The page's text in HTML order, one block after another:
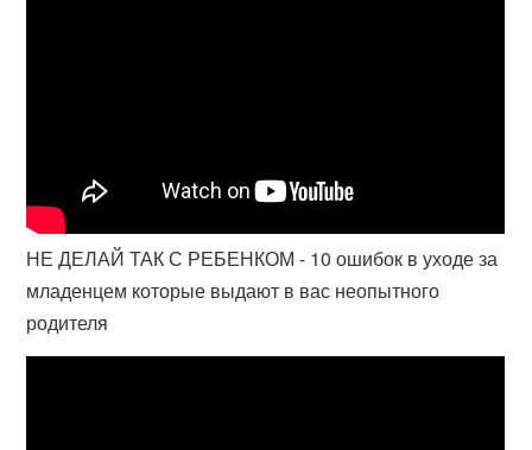
НЕ ДЕЛАЙ ТАК С РЕБЕНКОМ - 10 ошибок в уходе за
младенцем которые выдают в вас неопытного
родителя